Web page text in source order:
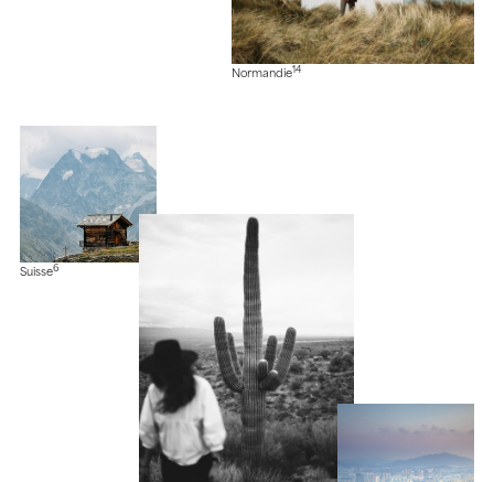
Normandie14
Suisse6